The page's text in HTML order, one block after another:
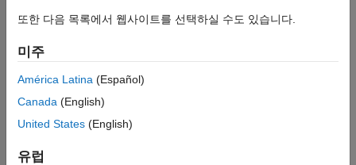
또한 다음 목록에서 웹사이트를 선택하실 수도 있습니다.
미주
América Latina (Español)
Canada (English)
United States (English)
유럽